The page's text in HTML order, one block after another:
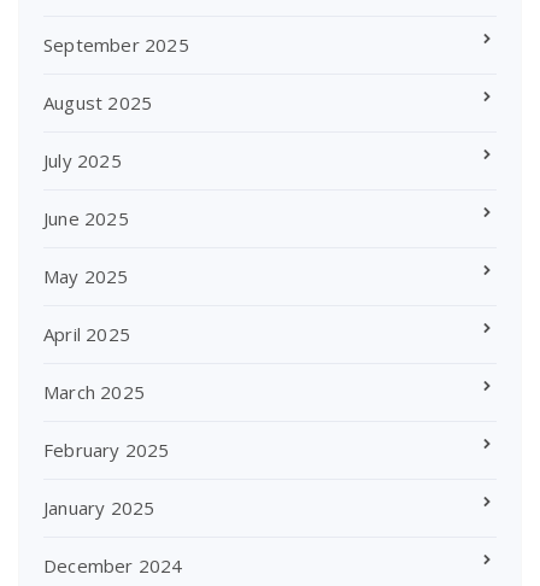
September 2025
August 2025
July 2025
June 2025
May 2025
April 2025
March 2025
February 2025
January 2025
December 2024